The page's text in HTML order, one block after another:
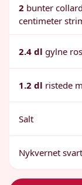
2 bunter
centimeter
2.4 dl gylne
1.2 dl ristede
Salt
Nykvernet